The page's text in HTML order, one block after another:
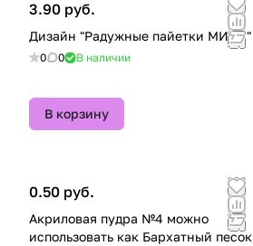
3.90 руб.
Дизайн "Радужные пайетки МИКС"
0 0 В наличии
В корзину
0.50 руб.
Акриловая пудра №4 можно
использовать как Бархатный песок